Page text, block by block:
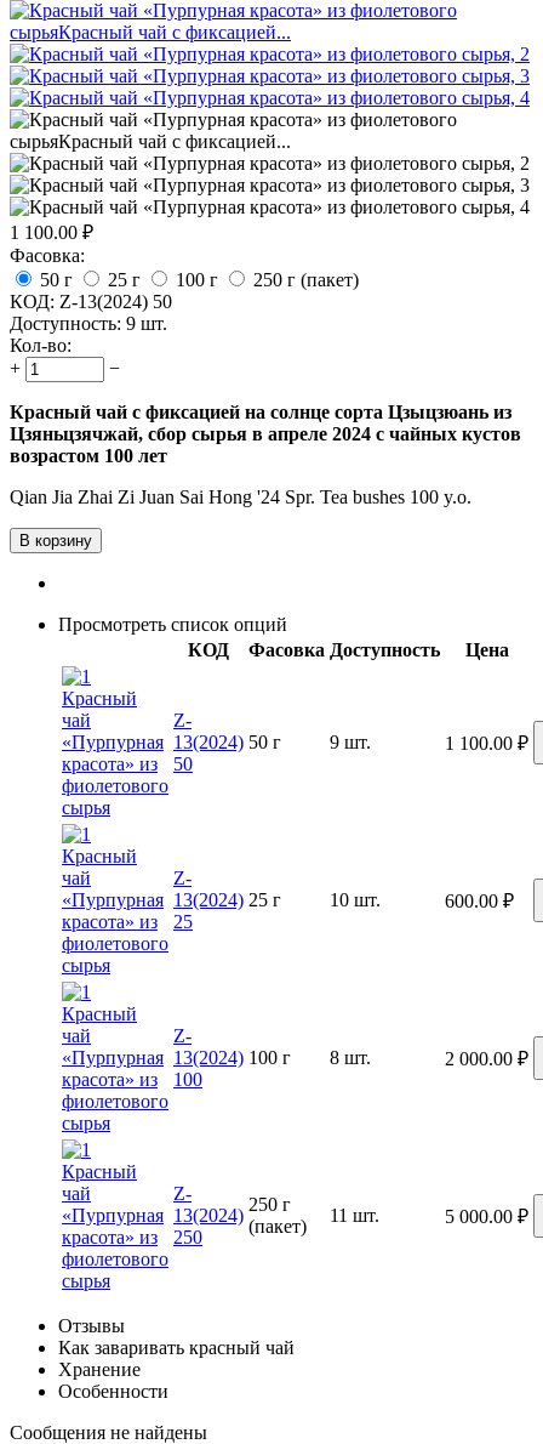
1 100.00 ₽
Фасовка:
50 г
25 г 100 г
250 г (пакет)
КОД: Z-13(2024) 50
Доступность: 9 шт.
Кол-во:
+
−
Красный чай с фиксацией на солнце сорта Цзыцзюань из
Цзяньцзячжай, сбор сырья в апреле 2024 с чайных кустов
возрастом 100 лет
Qian Jia Zhai Zi Juan Sai Hong '24 Spr. Tea bushes 100 y.o.
В корзину
Просмотреть список опций
КОД
Фасовка Доступность Цена
Z-
13(2024)
50
50 г 9 шт. 1 100.00 ₽
Z-
13(2024)
25
25 г 10 шт. 600.00 ₽
Z-
13(2024)
100
100 г 8 шт. 2 000.00 ₽
Z-
13(2024)
250
250 г
(пакет)
11 шт. 5 000.00 ₽
Отзывы
Как заваривать красный чай
Хранение
Особенности
Сообщения не найдены